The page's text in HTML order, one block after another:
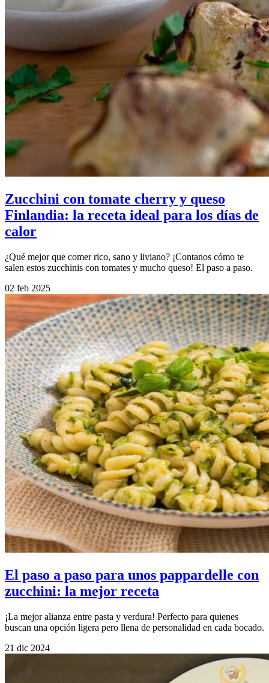
Zucchini con tomate cherry y queso
Finlandia: la receta ideal para los días de
calor
¿Qué mejor que comer rico, sano y liviano? ¡Contanos cómo te
salen estos zucchinis con tomates y mucho queso! El paso a paso.
02 feb 2025
El paso a paso para unos pappardelle con
zucchini: la mejor receta
¡La mejor alianza entre pasta y verdura! Perfecto para quienes
buscan una opción ligera pero llena de personalidad en cada bocado.
21 dic 2024